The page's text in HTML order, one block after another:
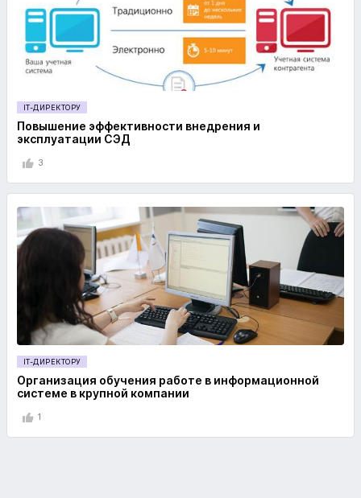
IT-ДИРЕКТОРУ
Повышение эффективности внедрения и
эксплуатации СЭД
3
IT-ДИРЕКТОРУ
Организация обучения работе в информационной
системе в крупной компании
1